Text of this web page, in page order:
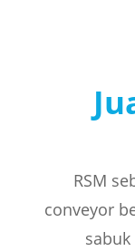
RSM
conveyor